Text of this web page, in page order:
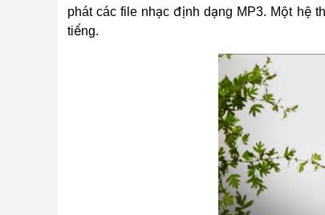
phát các file nhạc định dạng MP3. Một hệ
tiếng.